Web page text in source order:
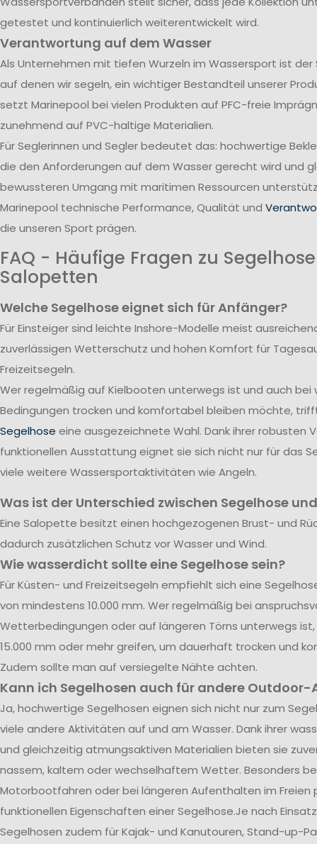
getestet und kontinuierlich weiterentwickelt wird.
Verantwortung auf dem Wasser
Als Unternehmen mit tiefen Wurzeln im Wassersport ist der
auf denen wir segeln, ein wichtiger Bestandteil unserer
setzt Marinepool bei vielen Produkten auf PFC-freie
zunehmend auf PVC-haltige Materialien.
Für Seglerinnen und Segler bedeutet das: hochwertige
die den Anforderungen auf dem Wasser gerecht wird und
bewussteren Umgang mit maritimen Ressourcen
Marinepool technische Performance, Qualität und
die unseren Sport prägen.
FAQ - Häufige Fragen zu
Salopetten
Welche Segelhose eignet sich für Anfänger?
Für Einsteiger sind leichte Inshore-Modelle meist
zuverlässigen Wetterschutz und hohen Komfort für
Freizeitsegeln.
Wer regelmäßig auf Kielbooten unterwegs ist und auch bei
Bedingungen trocken und komfortabel bleiben möchte,
Segelhose eine ausgezeichnete Wahl. Dank ihrer robusten
funktionellen Ausstattung eignet sie sich nicht nur für das
viele weitere Wassersportaktivitäten wie Angeln.
Was ist der Unterschied zwischen Segelhose
Eine Salopette besitzt einen hochgezogenen Brust- und
dadurch zusätzlichen Schutz vor Wasser und Wind.
Wie wasserdicht sollte eine Segelhose sein?
Für Küsten- und Freizeitsegeln empfiehlt sich eine
von mindestens 10.000 mm. Wer regelmäßig bei
Wetterbedingungen oder auf längeren Törns unterwegs
15.000 mm oder mehr greifen, um dauerhaft trocken und
Zudem sollte man auf versiegelte Nähte achten.
Kann ich Segelhosen auch für andere
Ja, hochwertige Segelhosen eignen sich nicht nur zum
viele andere Aktivitäten auf und am Wasser. Dank ihrer
und gleichzeitig atmungsaktiven Materialien bieten sie
nassem, kaltem oder wechselhaftem Wetter. Besonders
Motorbootfahren oder bei längeren Aufenthalten im Freien
funktionellen Eigenschaften einer Segelhose.Je nach
Segelhosen zudem für Kajak- und Kanutouren, Stand-up-